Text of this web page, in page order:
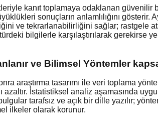
kanıt toplamaya odaklanan
sonuçların anlamlılığını gösterir.
ve tekrarlanabilirliğini sağlar; rastgele
bilgilerle karşılaştırılarak gerekirse
ve Bilimsel Yöntemler
araştırma tasarımı ile veri toplama
azaltır. İstatistiksel analiz aşamasında
tarafsız ve açık bir dille yazılır;
ilkeler olarak korunur.